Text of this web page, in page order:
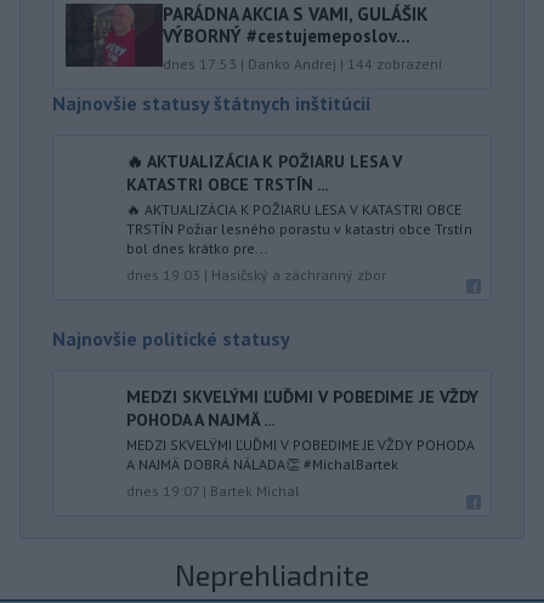
PARÁDNA AKCIA S VAMI, GULÁŠIK
VÝBORNÝ #cestujemeposlov...
dnes 17:53 | Danko Andrej | 144 zobrazení
Najnovšie statusy štátnych inštitúcií
🔥 AKTUALIZÁCIA K POŽIARU LESA V
KATASTRI OBCE TRSTÍN ...
🔥 AKTUALIZÁCIA K POŽIARU LESA V KATASTRI OBCE
TRSTÍN Požiar lesného porastu v katastri obce Trstín
bol dnes krátko pre...
dnes 19:03 | Hasičský a záchranný zbor
Najnovšie politické statusy
MEDZI SKVELÝMI ĽUĎMI V POBEDIME JE VŽDY
POHODA A NAJMÄ ...
MEDZI SKVELÝMI ĽUĎMI V POBEDIME JE VŽDY POHODA
A NAJMÄ DOBRÁ NÁLADA👏 #MichalBartek
dnes 19:07 | Bartek Michal
Neprehliadnite